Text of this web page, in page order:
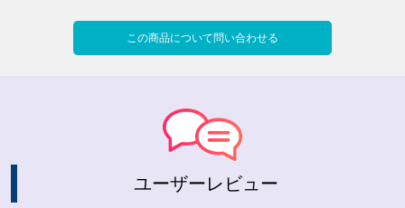
この商品について問い合わせる
ユーザーレビュー